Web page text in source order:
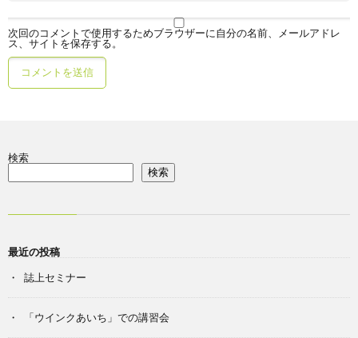
次回のコメントで使用するためブラウザーに自分の名前、メールアドレ
ス、サイトを保存する。
検索
検索
最近の投稿
誌上セミナー
「ウインクあいち」での講習会